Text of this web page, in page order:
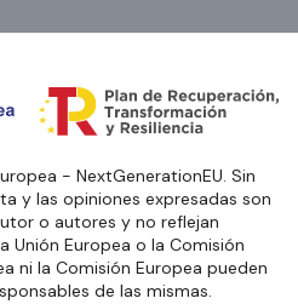
- NextGenerationEU. Sin
y las opiniones expresadas son
o autores y no reflejan
Unión Europea o la Comisión
ni la Comisión Europea pueden
de las mismas.